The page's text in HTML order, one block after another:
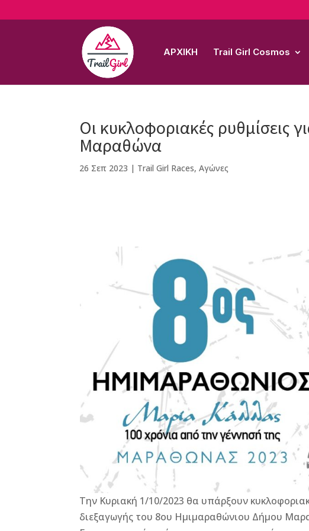
ΑΡΧΙΚΗ Trail Girl Cosmos
Οι κυκλοφοριακές ρυθμίσεις
Μαραθώνα
26 Σεπ 2023 | Trail Girl Races,Αγώνες
e
k
e
e
n
e
r
ai
l
it
te
r
te
r
e
st
Την Κυριακή 1/10/2023 θα υπάρξουν
διεξαγωγής του 8ου Ημιμαραθώνιου Δήμου